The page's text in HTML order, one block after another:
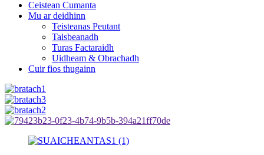
Ceistean Cumanta
Mu ar deidhinn
Teisteanas Peutant
Taisbeanadh
Turas Factaraidh
Uidheam & Obrachadh
Cuir fios thugainn